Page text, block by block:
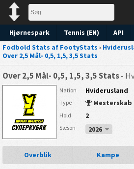
Hjørnespark Tennis (EN) API
Forudsigelse
Fodbold Stats af FootyStats ›
Over 2,5 Mål- 0,5, 1,5, 3,5 Stats
Over 2,5 Mål- 0,5, 1,5, 3,5 Stats-
Nation Hviderusland
Type Mesterskab
Hold 2
Sæson 2026
Overblik Kampe